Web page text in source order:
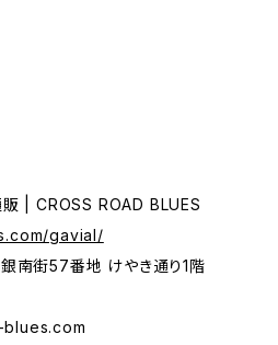
販 | CROSS ROAD BLUES
gavial/
南街57番地 けやき通り1階